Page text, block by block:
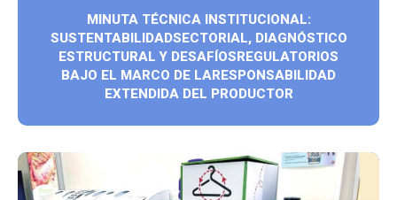
MINUTA TÉCNICA INSTITUCIONAL:
SUSTENTABILIDADSECTORIAL, DIAGNÓSTICO
ESTRUCTURAL Y DESAFÍOSREGULATORIOS
BAJO EL MARCO DE LARESPONSABILIDAD
EXTENDIDA DEL PRODUCTOR